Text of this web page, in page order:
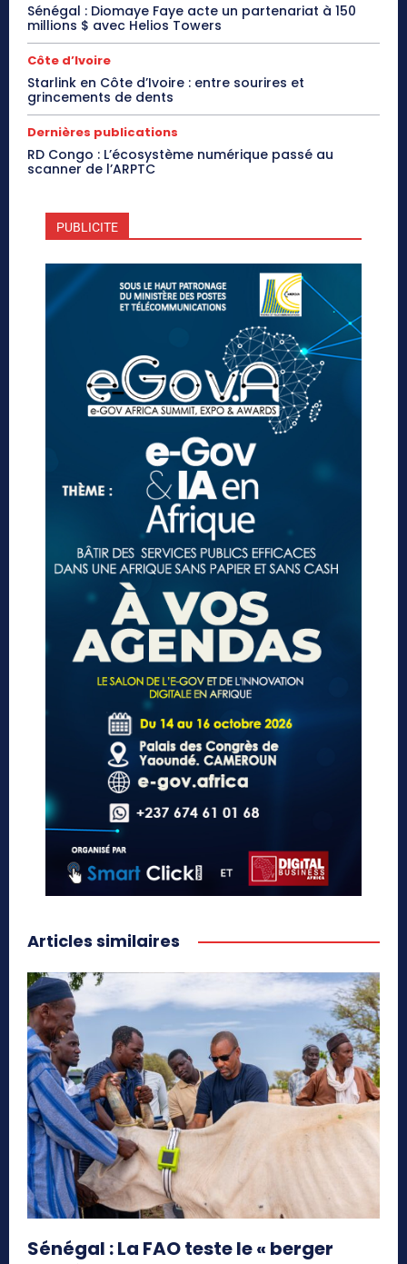
Sénégal : Diomaye Faye acte un partenariat à 150
millions $ avec Helios Towers
Côte d’Ivoire
Starlink en Côte d’Ivoire : entre sourires et
grincements de dents
Dernières publications
RD Congo : L’écosystème numérique passé au
scanner de l’ARPTC
PUBLICITE
Articles similaires
Sénégal : La FAO teste le « berger